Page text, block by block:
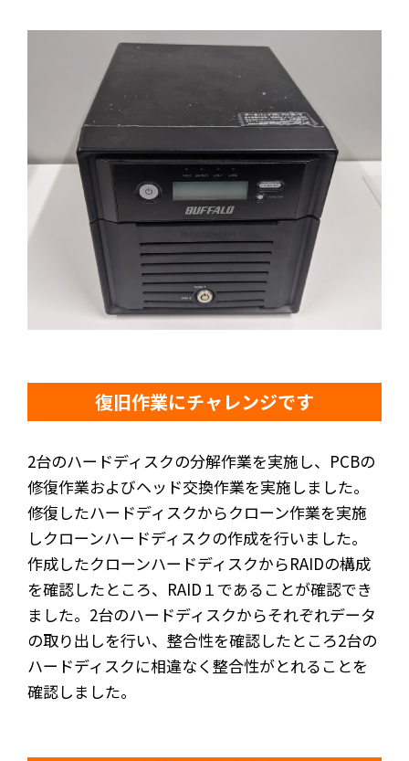
復旧作業にチャレンジです
2台のハードディスクの分解作業を実施し、PCBの
修復作業およびヘッド交換作業を実施しました。
修復したハードディスクからクローン作業を実施
しクローンハードディスクの作成を行いました。
作成したクローンハードディスクからRAIDの構成
を確認したところ、RAID１であることが確認でき
ました。2台のハードディスクからそれぞれデータ
の取り出しを行い、整合性を確認したところ2台の
ハードディスクに相違なく整合性がとれることを
確認しました。